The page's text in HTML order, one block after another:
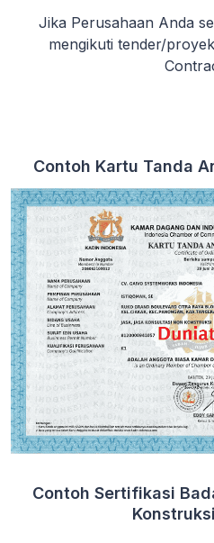
Jika Perusahaan Anda
mengikuti tender/
Contoh Kartu Tanda
Contoh Sertifikasi